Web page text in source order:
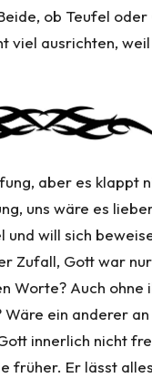
ob Teufel
viel ausrichten,
aber es klappt
uns wäre es
will sich
Zufall, Gott war
Auch ohne
ein anderer
innerlich nicht
früher. Er lässt